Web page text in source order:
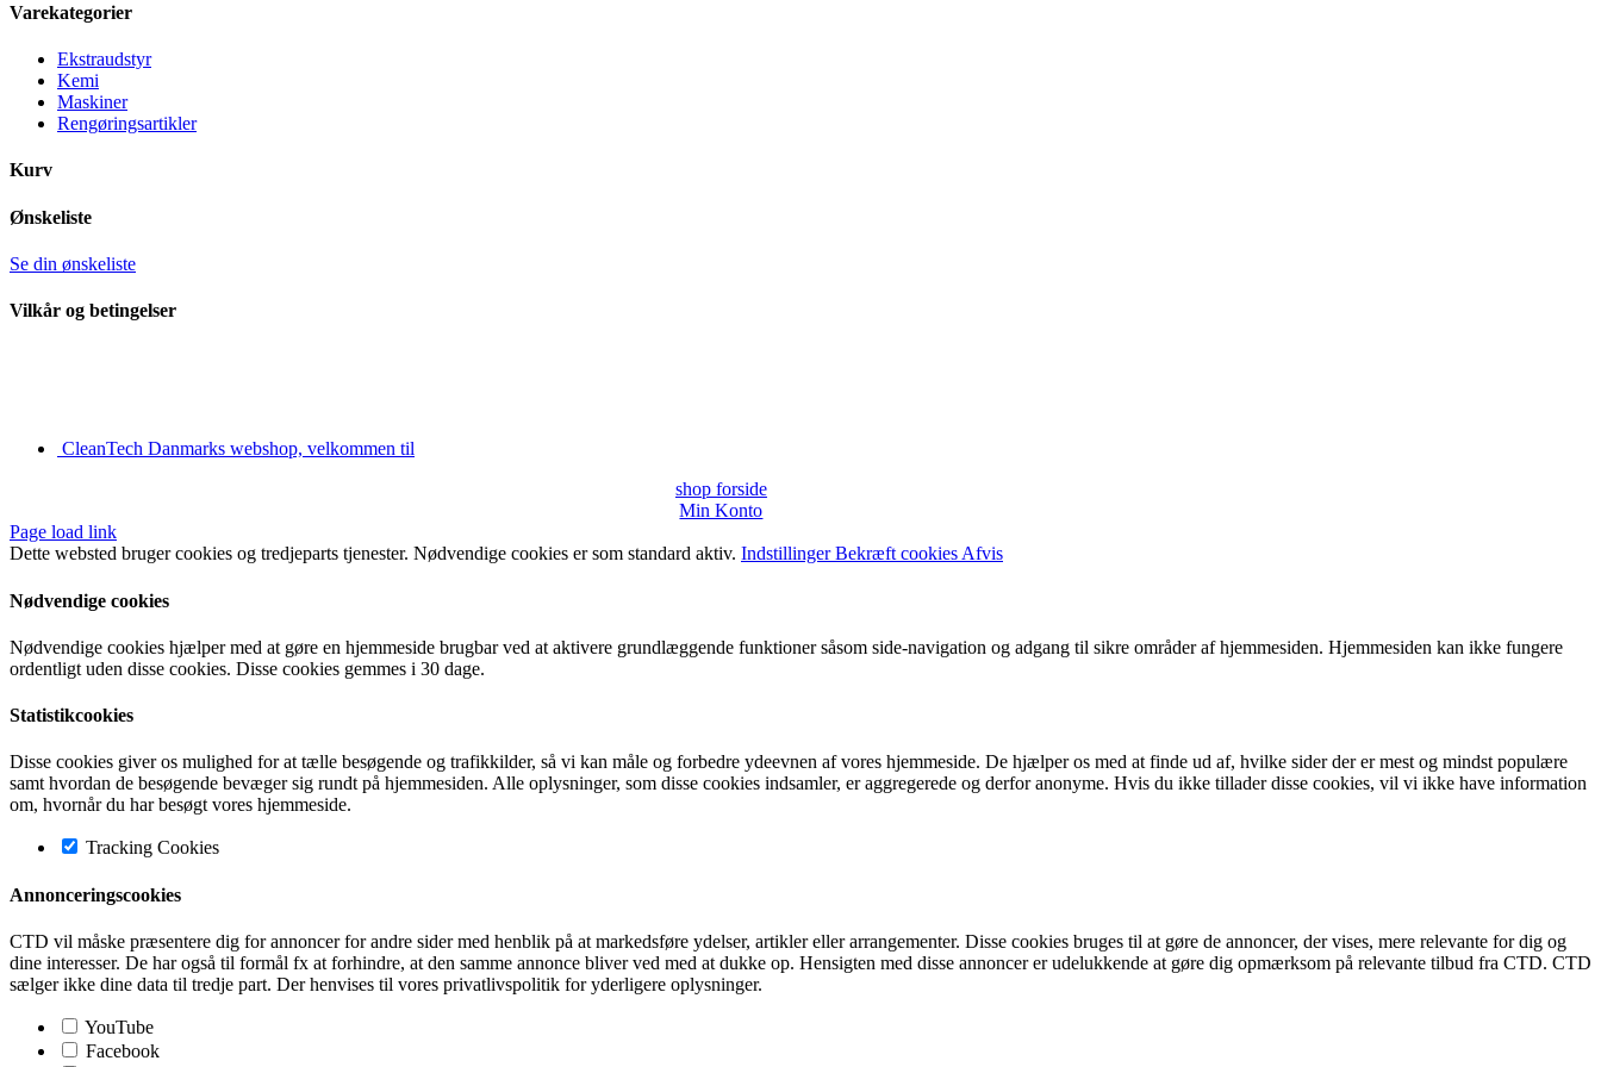
Varekategorier
Ekstraudstyr
Kemi
Maskiner
Rengøringsartikler
Kurv
Ønskeliste
Se din ønskeliste
Vilkår og betingelser
CleanTech Danmarks webshop, velkommen til
shop forside
Min Konto
Page load link
Dette websted bruger cookies og tredjeparts tjenester. Nødvendige cookies er som standard aktiv. IndstillingerBekræft cookies Afvis
Nødvendige cookies
Nødvendige cookies hjælper med at gøre en hjemmeside brugbar ved at aktivere grundlæggende funktioner såsom side-navigation og adgang til sikre områder af hjemmesiden. Hjemmesiden kan ikke fungere
ordentligt uden disse cookies. Disse cookies gemmes i 30 dage.
Statistikcookies
Disse cookies giver os mulighed for at tælle besøgende og trafikkilder, så vi kan måle og forbedre ydeevnen af vores hjemmeside. De hjælper os med at finde ud af, hvilke sider der er mest og mindst populære
samt hvordan de besøgende bevæger sig rundt på hjemmesiden. Alle oplysninger, som disse cookies indsamler, er aggregerede og derfor anonyme. Hvis du ikke tillader disse cookies, vil vi ikke have information
om, hvornår du har besøgt vores hjemmeside.
Tracking Cookies
Annonceringscookies
CTD vil måske præsentere dig for annoncer for andre sider med henblik på at markedsføre ydelser, artikler eller arrangementer. Disse cookies bruges til at gøre de annoncer, der vises, mere relevante for dig og
dine interesser. De har også til formål fx at forhindre, at den samme annonce bliver ved med at dukke op. Hensigten med disse annoncer er udelukkende at gøre dig opmærksom på relevante tilbud fra CTD. CTD
sælger ikke dine data til tredje part. Der henvises til vores privatlivspolitik for yderligere oplysninger.
YouTube
Facebook